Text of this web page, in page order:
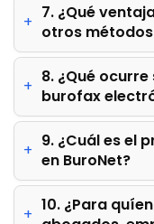
7. ¿Qué
otros
8. ¿Qué
burofax
9. ¿Cuál es el
en BuroNet?
10. ¿Para